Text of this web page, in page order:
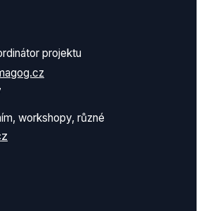
projektu
workshopy, různé